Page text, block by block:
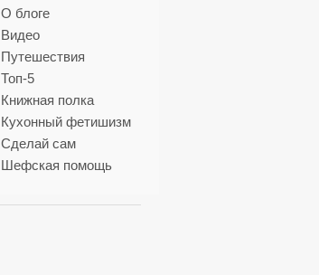
О блоге
Видео
Путешествия
Топ-5
Книжная полка
Кухонный фетишизм
Сделай сам
Шефская помощь